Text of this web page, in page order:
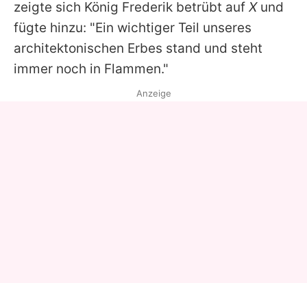
zeigte sich König Frederik betrübt auf Xund
fügte hinzu: "Ein wichtiger Teil unseres
architektonischen Erbes stand und steht
immer noch in Flammen."
Anzeige